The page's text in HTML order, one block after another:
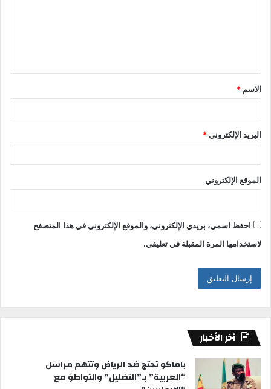
ق
*
الاسم *
البريد الإلكتروني*
الموقع الإلكتروني
احفظ اسمي، بريدي الإلكتروني، والموقع الإلكتروني في هذا المتصفح
لاستخدامها المرة المقبلة في تعليقي.
أخر الأخبار
باماكو تحتج ضد الرياض وتتهم مراسل
“العربية” بـ”التضليل” والتواطؤ مع